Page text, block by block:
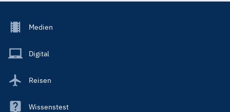
Footer
Main
Medien
Digital
Reisen
Wissenstest